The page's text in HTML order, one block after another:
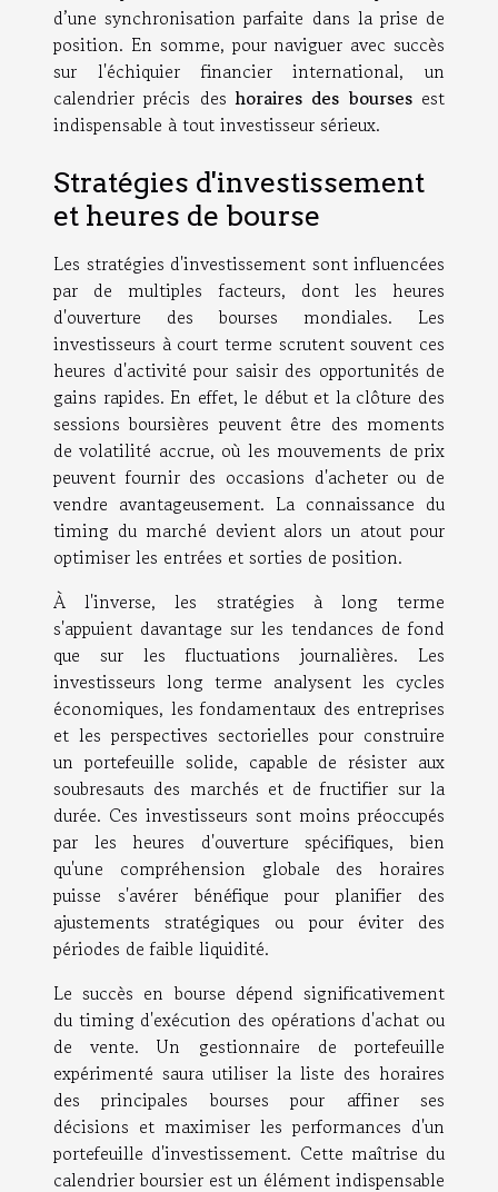
d’une synchronisation parfaite dans la prise de
position. En somme, pour naviguer avec succès
sur l'échiquier financier international, un
calendrier précis deshoraires des boursesest
indispensable à tout investisseur sérieux.
Stratégies d'investissement
et heures de bourse
Les stratégies d'investissement sont influencées
par de multiples facteurs, dont les heures
d'ouverture des bourses mondiales. Les
investisseurs à court terme scrutent souvent ces
heures d'activité pour saisir des opportunités de
gains rapides. En effet, le début et la clôture des
sessions boursières peuvent être des moments
de volatilité accrue, où les mouvements de prix
peuvent fournir des occasions d'acheter ou de
vendre avantageusement. La connaissance du
timing du marché devient alors un atout pour
optimiser les entrées et sorties de position.
À l'inverse, les stratégies à long terme
s'appuient davantage sur les tendances de fond
que sur les fluctuations journalières. Les
investisseurs long terme analysent les cycles
économiques, les fondamentaux des entreprises
et les perspectives sectorielles pour construire
un portefeuille solide, capable de résister aux
soubresauts des marchés et de fructifier sur la
durée. Ces investisseurs sont moins préoccupés
par les heures d'ouverture spécifiques, bien
qu'une compréhension globale des horaires
puisse s'avérer bénéfique pour planifier des
ajustements stratégiques ou pour éviter des
périodes de faible liquidité.
Le succès en bourse dépend significativement
du timing d'exécution des opérations d'achat ou
de vente. Un gestionnaire de portefeuille
expérimenté saura utiliser la liste des horaires
des principales bourses pour affiner ses
décisions et maximiser les performances d'un
portefeuille d'investissement. Cette maîtrise du
calendrier boursier est un élément indispensable